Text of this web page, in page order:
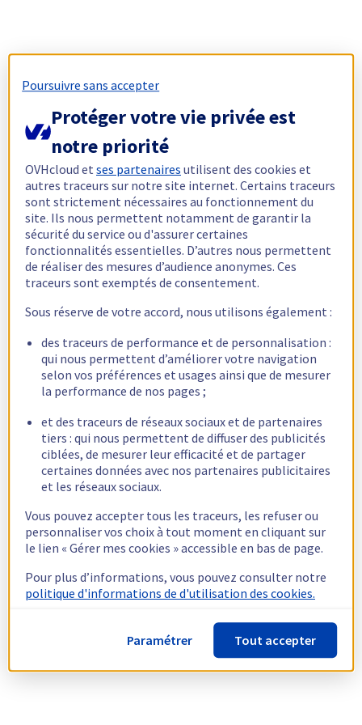
Poursuivre sans accepter
Protéger votre vie privée est
notre priorité
OVHcloud etses partenaires utilisent des cookies et
autres traceurs sur notre site internet. Certains traceurs
sont strictement nécessaires au fonctionnement du
site. Ils nous permettent notamment de garantir la
sécurité du service ou d'assurer certaines
fonctionnalités essentielles. D’autres nous permettent
de réaliser des mesures d’audience anonymes. Ces
traceurs sont exemptés de consentement.
Sous réserve de votre accord, nous utilisons également :
des traceurs de performance et de personnalisation :
qui nous permettent d’améliorer votre navigation
selon vos préférences et usages ainsi que de mesurer
la performance de nos pages ;
et des traceurs de réseaux sociaux et de partenaires
tiers : qui nous permettent de diffuser des publicités
ciblées, de mesurer leur efficacité et de partager
certaines données avec nos partenaires publicitaires
et les réseaux sociaux.
Vous pouvez accepter tous les traceurs, les refuser ou
personnaliser vos choix à tout moment en cliquant sur
le lien « Gérer mes cookies » accessible en bas de page.
Pour plus d’informations, vous pouvez consulter notre
politique d'informations de d'utilisation des cookies.
Paramétrer Tout accepter